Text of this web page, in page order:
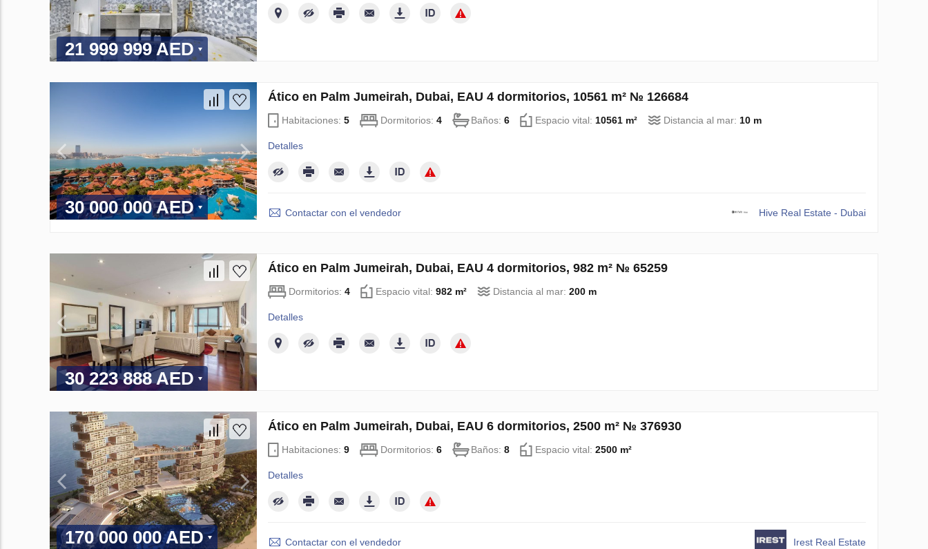
21 999 999 AED
30 000 000 AED
Ático en Palm Jumeirah, Dubai, EAU 4 dormitorios, 10561 m² № 126684
Habitaciones: 5 Dormitorios: 4 Baños: 6 Espacio vital: 10561 m² Distancia al mar: 10 m
Detalles
Contactar con el vendedor Hive Real Estate - Dubai
30 223 888 AED
Ático en Palm Jumeirah, Dubai, EAU 4 dormitorios, 982 m² № 65259
Dormitorios: 4 Espacio vital: 982 m² Distancia al mar: 200 m
Detalles
170 000 000 AED
Ático en Palm Jumeirah, Dubai, EAU 6 dormitorios, 2500 m² № 376930
Habitaciones: 9 Dormitorios: 6 Baños: 8 Espacio vital: 2500 m²
Detalles
Contactar con el vendedor Irest Real Estate